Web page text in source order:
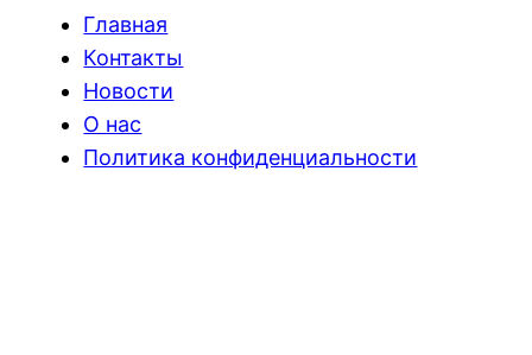
Главная
Контакты
Новости
О нас
Политика конфиденциальности